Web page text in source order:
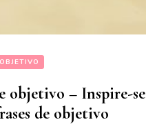
objetivo – Inspire-se
de objetivo